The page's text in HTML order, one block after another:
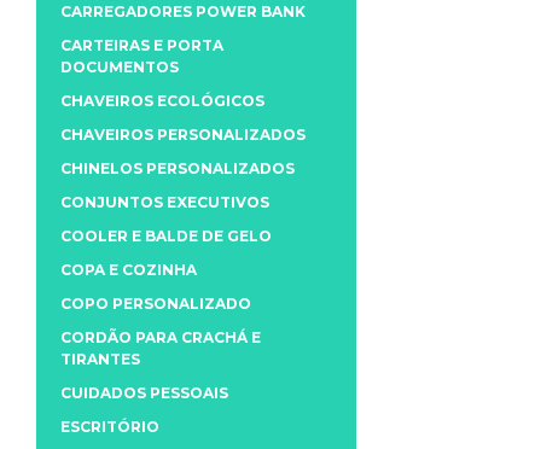
CARREGADORES POWER BANK
CARTEIRAS E PORTA
DOCUMENTOS
CHAVEIROS ECOLÓGICOS
CHAVEIROS PERSONALIZADOS
CHINELOS PERSONALIZADOS
CONJUNTOS EXECUTIVOS
COOLER E BALDE DE GELO
COPA E COZINHA
COPO PERSONALIZADO
CORDÃO PARA CRACHÁ E
TIRANTES
CUIDADOS PESSOAIS
ESCRITÓRIO